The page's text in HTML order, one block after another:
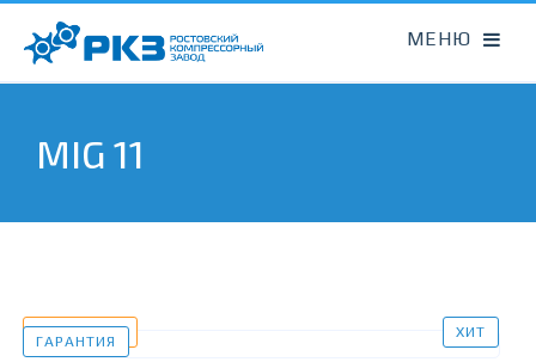
MIG 11
В НАЛИЧИИ
ГАРАНТИЯ
ХИТ